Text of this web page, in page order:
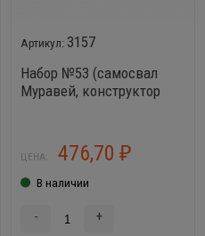
3157
Набор №53 (самосвал
Муравей, конструктор
ЦЕНА: 476,70 ₽
В наличии
- +